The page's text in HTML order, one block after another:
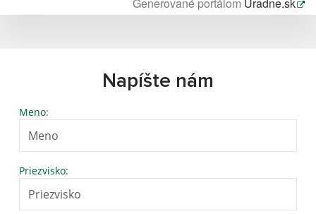
Napíšte nám
Meno:
Priezvisko: